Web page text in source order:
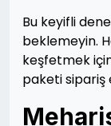
Bu keyifli
beklemeyin.
keşfetmek
paketi sipariş